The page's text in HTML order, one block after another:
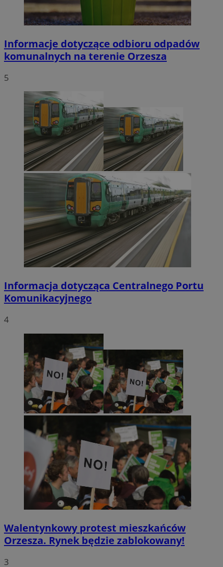
Informacje dotyczące odbioru odpadów
komunalnych na terenie Orzesza
5
Informacja dotycząca Centralnego Portu
Komunikacyjnego
4
Walentynkowy protest mieszkańców
Orzesza. Rynek będzie zablokowany!
3